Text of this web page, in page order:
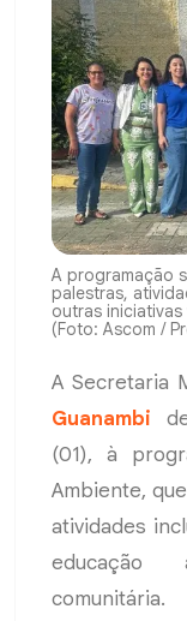
A programação
palestras,
outras
(Foto: Ascom /
A Secretaria
Guanambi
(01), à
Ambiente,
atividades
educação
comunitária.